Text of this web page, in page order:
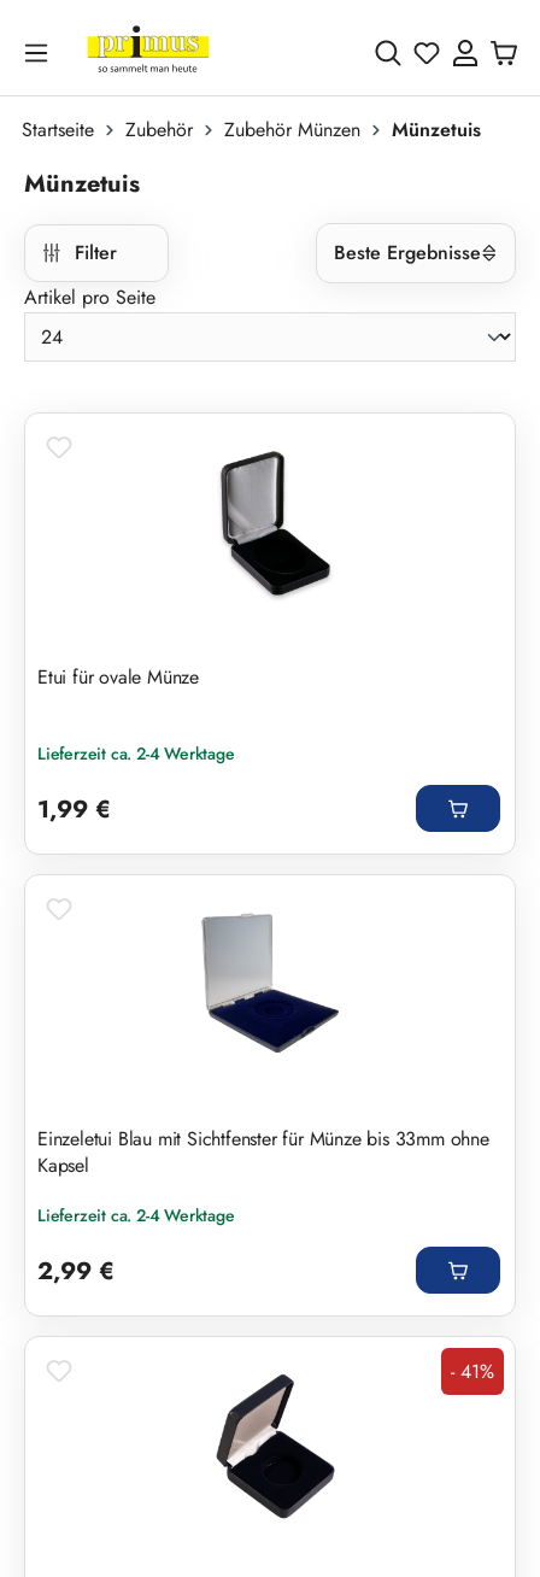
Zum Hauptinhalt springen
Du hast 0
Startseite Zubehör Zubehör Münzen Münzetuis
Münzetuis
Filter
Beste Ergebnisse
Artikel pro Seite
Etui für ovale Münze
Lieferzeit ca. 2-4 Werktage
1,99 €
Einzeletui Blau mit Sichtfenster für Münze bis 33mm ohne
Kapsel
Lieferzeit ca. 2-4 Werktage
2,99 €
Rabatt
- 41%